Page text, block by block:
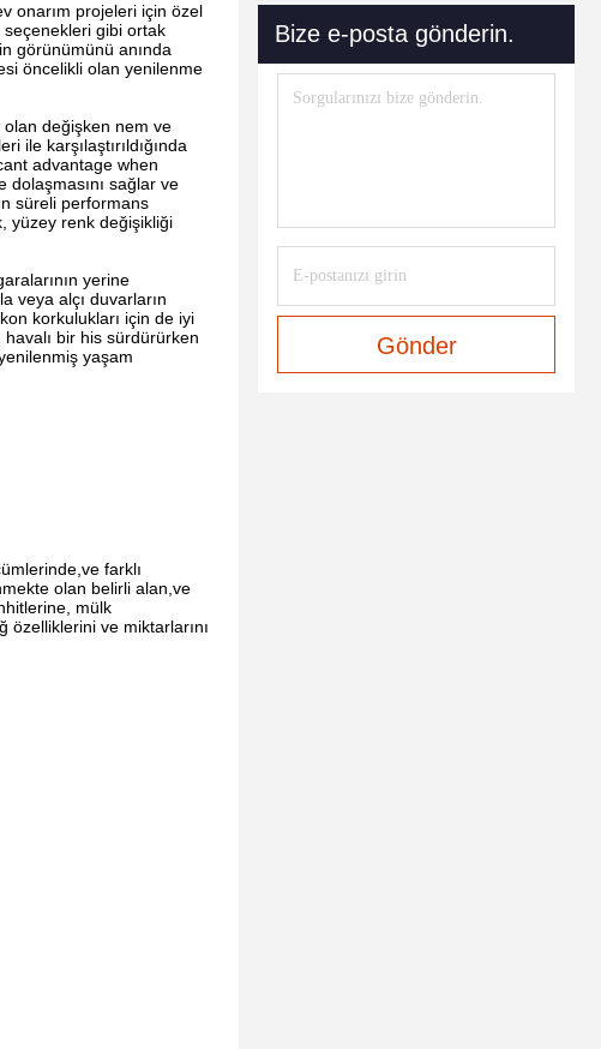
onarım projeleri için özel
seçenekleri gibi ortak
görünümünü anında
öncelikli olan yenilenme
olan değişken nem ve
karşılaştırıldığında
advantage when
dolaşmasını sağlar ve
süreli performans
yüzey renk değişikliği
yerine
veya alçı duvarların
korkulukları için de iyi
bir his sürdürürken
yaşam
farklı
olan belirli alan,ve
mülk
ve miktarlarını
Bize e-posta gönderin.
Gönder